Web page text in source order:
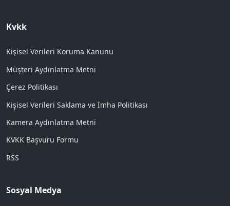
Kvkk
Kişisel Verileri Koruma Kanunu
Müşteri Aydınlatma Metni
Çerez Politikası
Kişisel Verileri Saklama ve İmha Politikası
Kamera Aydınlatma Metni
KVKK Başvuru Formu
RSS
Sosyal Medya